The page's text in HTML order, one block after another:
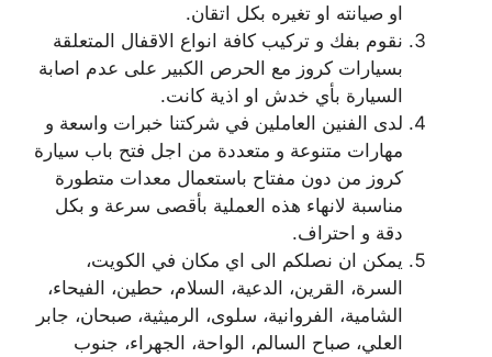
او صيانته او تغيره بكل اتقان.
نقوم بفك و تركيب كافة انواع الاقفال المتعلقة
بسيارات كروز مع الحرص الكبير على عدم اصابة
السيارة بأي خدش او اذية كانت.
لدى الفنين العاملين في شركتنا خبرات واسعة و
مهارات متنوعة و متعددة من اجل فتح باب سيارة
كروز من دون مفتاح باستعمال معدات متطورة
مناسبة لانهاء هذه العملية بأقصى سرعة و بكل
دقة و احتراف.
يمكن ان نصلكم الى اي مكان في الكويت،
السرة، القرين، الدعية، السلام، حطين، الفيحاء،
الشامية، الفروانية، سلوى، الرميثية، صبحان، جابر
العلي، صباح السالم، الواحة، الجهراء، جنوب